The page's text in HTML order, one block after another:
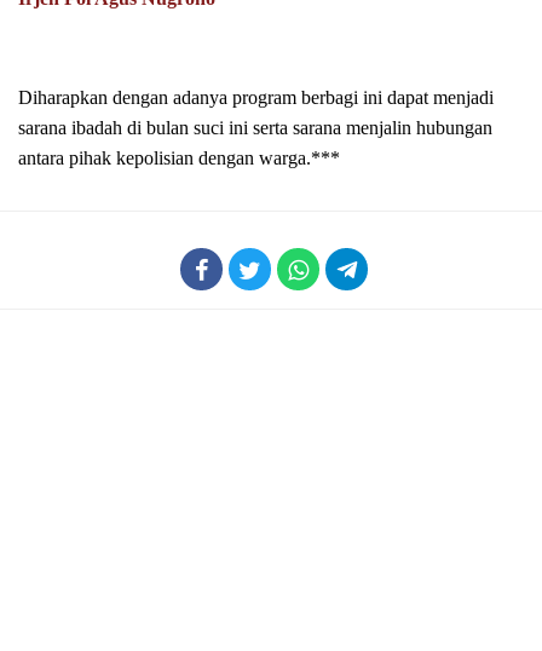
Diharapkan dengan adanya program berbagi ini dapat menjadi
sarana ibadah di bulan suci ini serta sarana menjalin hubungan
antara pihak kepolisian dengan warga.***